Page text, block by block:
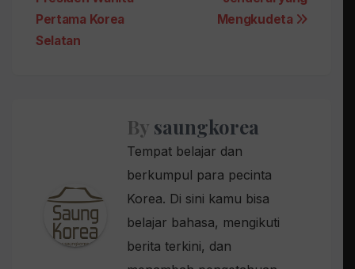
navigation
Mengkudeta
Pertama Korea
Selatan
By saungkorea
Tempat belajar dan
berkumpul para pecinta
Korea. Di sini kamu bisa
belajar bahasa, mengikuti
berita terkini, dan